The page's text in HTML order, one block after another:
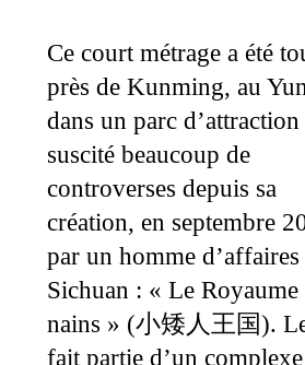
Ce court métrage a été
près de Kunming, au
dans un parc
suscité beaucoup de
controverses depuis sa
création, en septembre
par un homme d’affaires
Sichuan : « Le Royaume
nains » (小矮人王国).
fait partie d’un